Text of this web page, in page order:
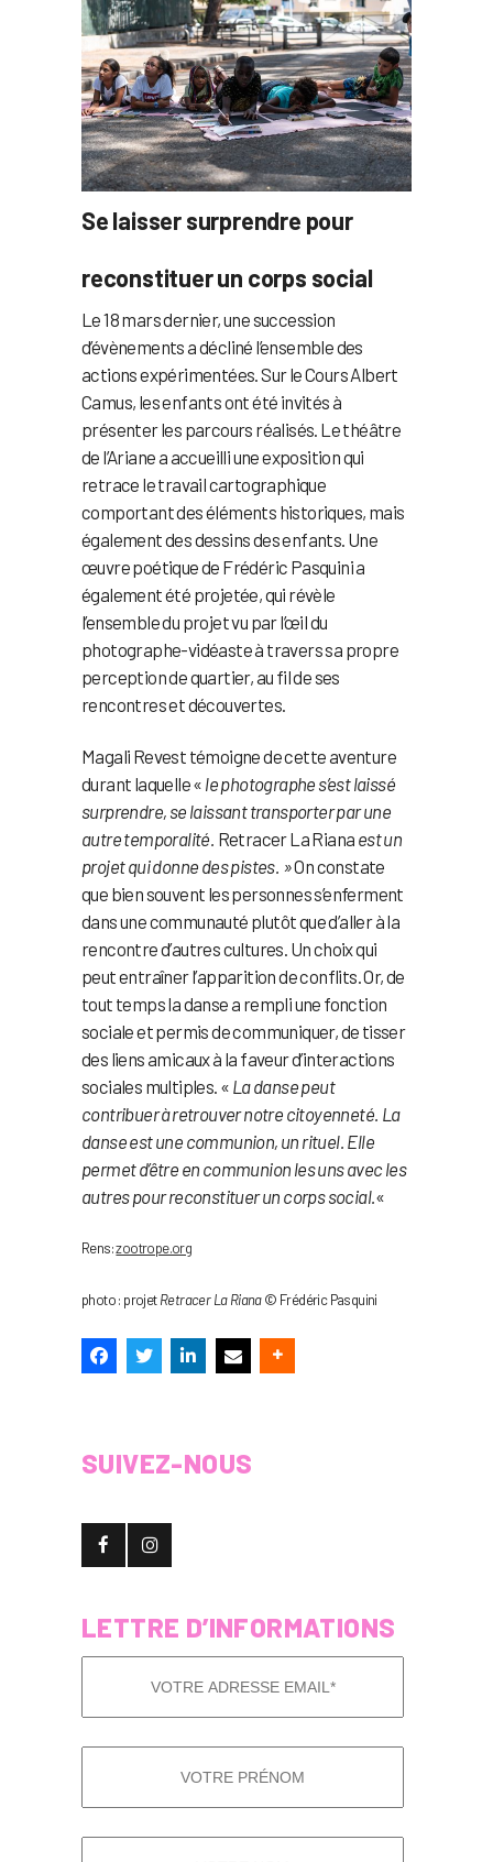
Se laisser surprendre pour
reconstituer un corps social
Le 18 mars dernier, une succession
d’évènements a décliné l’ensemble des
actions expérimentées. Sur le Cours Albert
Camus, les enfants ont été invités à
présenter les parcours réalisés. Le théâtre
de l’Ariane a accueilli une exposition qui
retrace le travail cartographique
comportant des éléments historiques, mais
également des dessins des enfants. Une
œuvre poétique de Frédéric Pasquini a
également été projetée, qui révèle
l’ensemble du projet vu par l’œil du
photographe-vidéaste à travers sa propre
perception de quartier, au fil de ses
rencontres et découvertes.
Magali Revest témoigne de cette aventure
durant laquelle « le photographe s’est laissé
surprendre, se laissant transporter par une
autre temporalité. Retracer La Riana est un
projet qui donne des pistes. »On constate
que bien souvent les personnes s’enferment
dans une communauté plutôt que d’aller à la
rencontre d’autres cultures. Un choix qui
peut entraîner l’apparition de conflits. Or, de
tout temps la danse a rempli une fonction
sociale et permis de communiquer, de tisser
des liens amicaux à la faveur d’interactions
sociales multiples. « La danse peut
contribuer à retrouver notre citoyenneté. La
danse est une communion, un rituel. Elle
permet d’être en communion les uns avec les
autres pour reconstituer un corps social. «
Rens:zootrope.org
photo : projetRetracer La Riana© Frédéric Pasquini
SUIVEZ-NOUS
LETTRE D’INFORMATIONS